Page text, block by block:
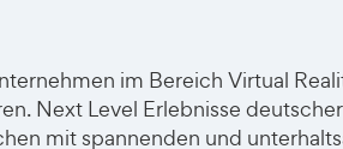
im Bereich Virtual
Next Level Erlebnisse
mit spannenden und